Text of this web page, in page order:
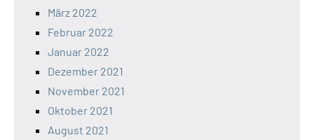
März 2022
Februar 2022
Januar 2022
Dezember 2021
November 2021
Oktober 2021
August 2021